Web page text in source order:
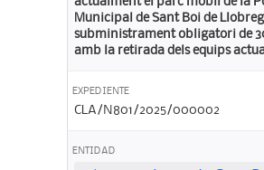
Municipal de Sant Boi de
subministrament obligatori de
amb la retirada dels equips
EXPEDIENTE
CLA/N801/2025/000002
ENTIDAD